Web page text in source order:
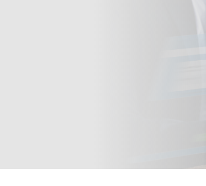
金管理、贸